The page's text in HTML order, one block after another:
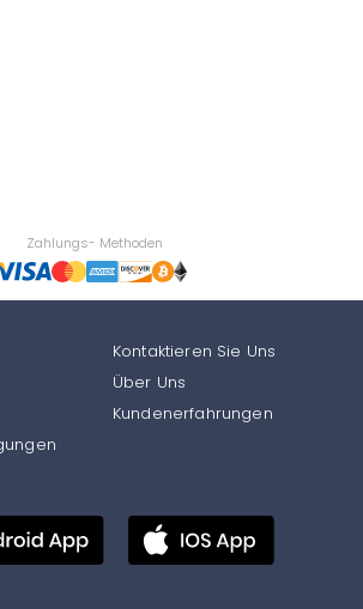
Zahlungs- Methoden
Kontaktieren Sie Uns
Über Uns
Kundenerfahrungen